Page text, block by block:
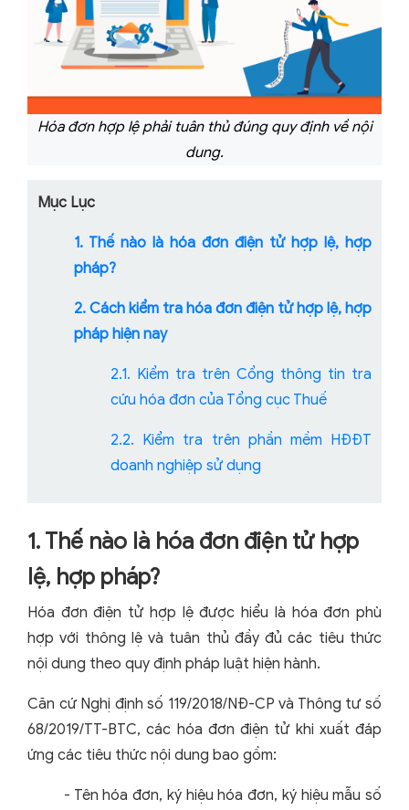
Hóa đơn hợp lệ phải tuân thủ đúng quy định về nội
dung.
Mục Lục
1. Thế nào là hóa đơn điện tử hợp lệ, hợp
pháp?
2. Cách kiểm tra hóa đơn điện tử hợp lệ, hợp
pháp hiện nay
2.1. Kiểm tra trên Cổng thông tin tra
cứu hóa đơn của Tổng cục Thuế
2.2. Kiểm tra trên phần mềm HĐĐT
doanh nghiệp sử dụng
1. Thế nào là hóa đơn điện tử hợp
lệ, hợp pháp?
Hóa đơn điện tử hợp lệ được hiểu là hóa đơn phù
hợp với thông lệ và tuân thủ đầy đủ các tiêu thức
nội dung theo quy định pháp luật hiện hành.
Căn cứ Nghị định số 119/2018/NĐ-CP và Thông tư số
68/2019/TT-BTC, các hóa đơn điện tử khi xuất đáp
ứng các tiêu thức nội dung bao gồm:
- Tên hóa đơn, ký hiệu hóa đơn, ký hiệu mẫu số